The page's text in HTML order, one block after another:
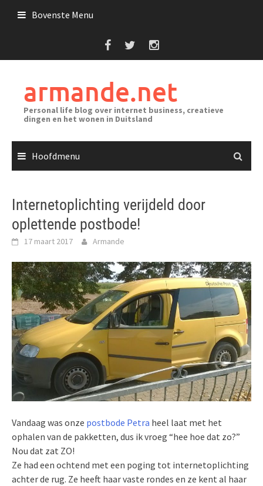
Bovenste Menu
armande.net
Personal life blog over internet business, creatieve
dingen en het wonen in Duitsland
Hoofdmenu
Internetoplichting verijdeld door
oplettende postbode!
17 maart 2017 Armande
Vandaag was onze postbode Petra heel laat met het
ophalen van de pakketten, dus ik vroeg “hee hoe dat zo?”
Nou dat zat ZO!
Ze had een ochtend met een poging tot internetoplichting
achter de rug. Ze heeft haar vaste rondes en ze kent al haar